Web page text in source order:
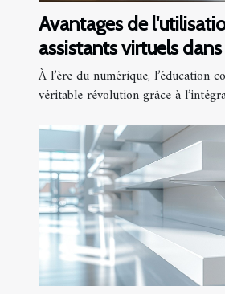
Avantages de
assistants virtuels
À l’ère du numérique, l’éducation
véritable révolution grâce à